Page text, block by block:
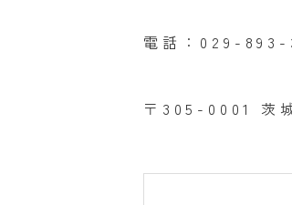
電話：029-
〒305-0001 茨